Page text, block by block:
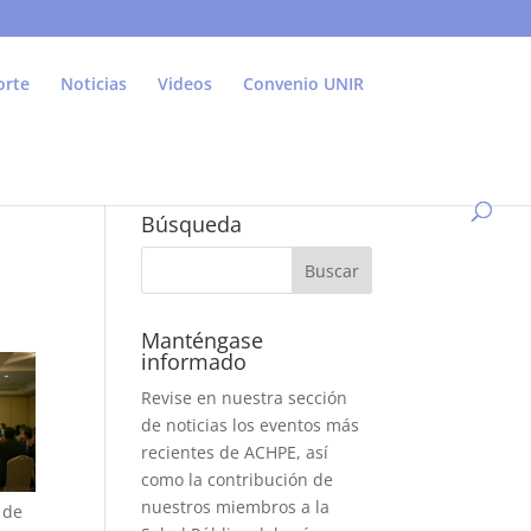
Noticias Videos Convenio UNIR
Búsqueda
Manténgase
informado
Revise en nuestra sección
de noticias los eventos más
recientes de ACHPE, así
como la contribución de
nuestros miembros a la